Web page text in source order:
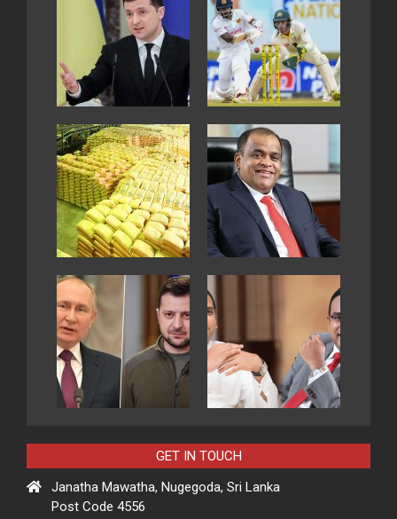
GET IN TOUCH
Janatha Mawatha, Nugegoda, Sri Lanka
Post Code 4556